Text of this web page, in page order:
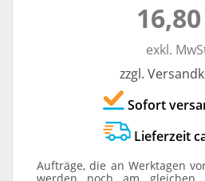
exkl.
zzgl.
Sofort
Lieferzeit
Aufträge, die an Werktagen